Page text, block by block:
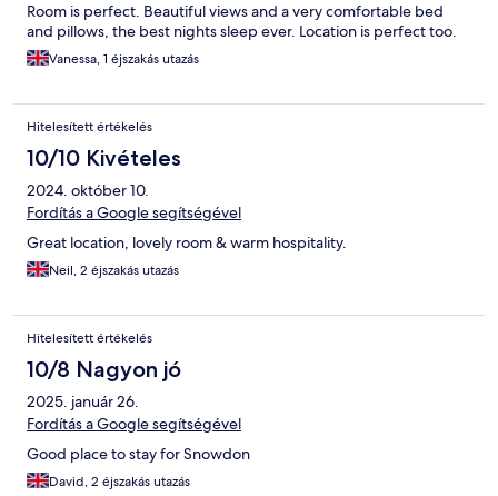
Room is perfect. Beautiful views and a very comfortable bed
and pillows, the best nights sleep ever. Location is perfect too.
Vanessa, 1 éjszakás utazás
Hitelesített értékelés
10/10 Kivételes
2024. október 10.
Fordítás a Google segítségével
Great location, lovely room & warm hospitality.
Neil, 2 éjszakás utazás
Hitelesített értékelés
10/8 Nagyon jó
2025. január 26.
Fordítás a Google segítségével
Good place to stay for Snowdon
David, 2 éjszakás utazás